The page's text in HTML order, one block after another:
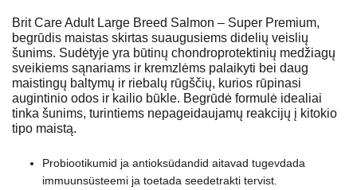
Brit Care Adult Large Breed Salmon – Super Premium,
begrūdis maistas skirtas suaugusiems didelių veislių
šunims. Sudėtyje yra būtinų chondroprotektinių medžiagų
sveikiems sąnariams ir kremzlėms palaikyti bei daug
maistingų baltymų ir riebalų rūgščių, kurios rūpinasi
augintinio odos ir kailio būkle. Begrūdė formulė idealiai
tinka šunims, turintiems nepageidaujamų reakcijų į kitokio
tipo maistą.
Probiootikumid ja antioksüdandid aitavad tugevdada
immuunsüsteemi ja toetada seedetrakti tervist.